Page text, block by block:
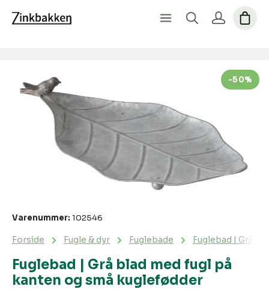
-50%
Fuglebad | Grå blad med fugl på
kanten og små kuglefødder
Forside Fugle & dyr Fuglebade Fuglebad | Grå
Varenummer: 102546